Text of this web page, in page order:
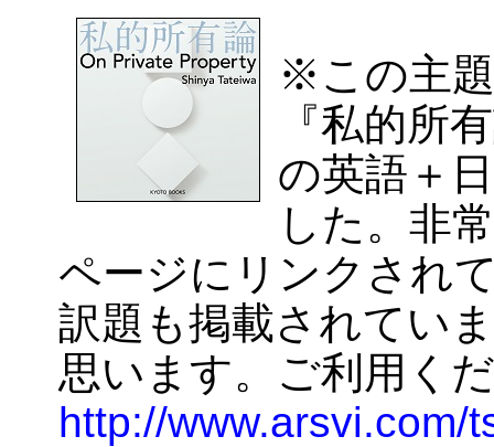
※この主
『私的所
の英語＋
した。非
ページにリンクされ
訳題も掲載されてい
思います。ご利用く
http://www.arsvi.com/